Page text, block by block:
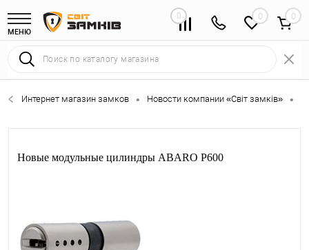
МЕНЮ
0 0
Интернет магазин замков • Новости компании «Світ замків» •
Новые модульные цилиндры ABARO P600